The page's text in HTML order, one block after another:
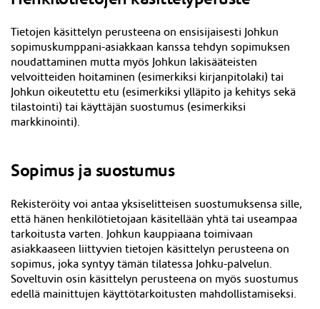
Tietojen käsittelyn perusteena on ensisijaisesti Johkun
sopimuskumppani-asiakkaan kanssa tehdyn sopimuksen
noudattaminen mutta myös Johkun lakisääteisten
velvoitteiden hoitaminen (esimerkiksi kirjanpitolaki) tai
Johkun oikeutettu etu (esimerkiksi ylläpito ja kehitys sekä
tilastointi) tai käyttäjän suostumus (esimerkiksi
markkinointi).
Sopimus ja suostumus
Rekisteröity voi antaa yksiselitteisen suostumuksensa sille,
että hänen henkilötietojaan käsitellään yhtä tai useampaa
tarkoitusta varten. Johkun kauppiaana toimivaan
asiakkaaseen liittyvien tietojen käsittelyn perusteena on
sopimus, joka syntyy tämän tilatessa Johku-palvelun.
Soveltuvin osin käsittelyn perusteena on myös suostumus
edellä mainittujen käyttötarkoitusten mahdollistamiseksi.